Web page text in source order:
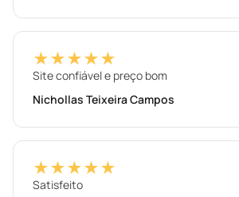
★★★★★
Site confiável e preço bom
Nichollas Teixeira Campos
★★★★★
Satisfeito